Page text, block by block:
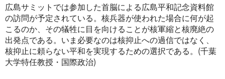
広島サミットでは参加した首脳による広島平和記念資料館
の訪問が予定されている。核兵器が使われた場合に何が起
こるのか、その犠牲に目を向けることが核軍縮と核廃絶の
出発点である。いま必要なのは核抑止への過信ではなく、
核抑止に頼らない平和を実現するための選択である。(千葉
大学特任教授・国際政治)